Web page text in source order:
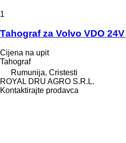
1
Tahograf za Volvo VDO
Cijena na upit
Tahograf
Rumunija, Cristesti
ROYAL DRU AGRO S.R.L.
Kontaktirajte prodavca